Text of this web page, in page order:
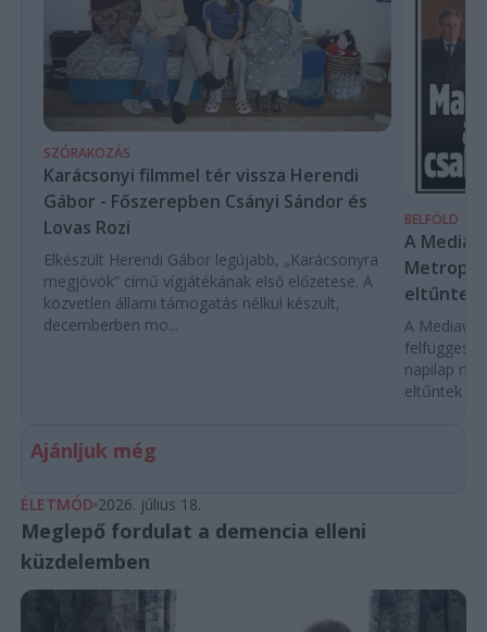
SZÓRAKOZÁS
Karácsonyi filmmel tér vissza Herendi
Gábor - Főszerepben Csányi Sándor és
Lovas Rozi
Elkészült Herendi Gábor legújabb, „Karácsonyra
megjövök” című vígjátékának első előzetese. A
közvetlen állami támogatás nélkül készült,
decemberben mo...
BELFÖLD
A
Metropol
eltűntek
A
napilap
eltűntek
Ajánljuk még
ÉLETMÓD 2026. július 18.
Meglepő fordulat a demencia elleni
küzdelemben